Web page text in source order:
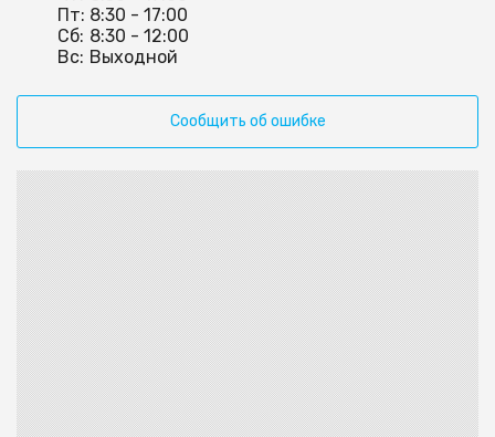
Пт: 8:30 - 17:00
Сб: 8:30 - 12:00
Вс: Выходной
Сообщить об ошибке